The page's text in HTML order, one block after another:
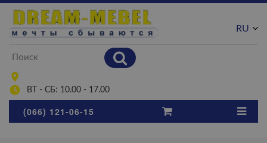
ВТ - СБ: 10.00 - 17.00
RU
(066) 121-06-15